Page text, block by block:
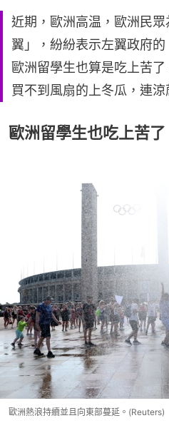
近期，歐洲高温，歐洲民
翼」，紛紛表示左翼政府
歐洲留學生也算是吃上苦了
買不到風扇的上冬瓜，連涼
歐洲留學生也吃上苦了
歐洲熱浪持續並且向東部蔓延。(Reuters)